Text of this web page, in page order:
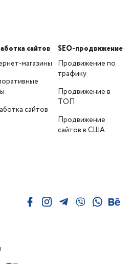
сайтов
магазины
сайтов
SEO-продвижение
Продвижение по
трафику
Продвижение в
ТОП
Продвижение
сайтов в США